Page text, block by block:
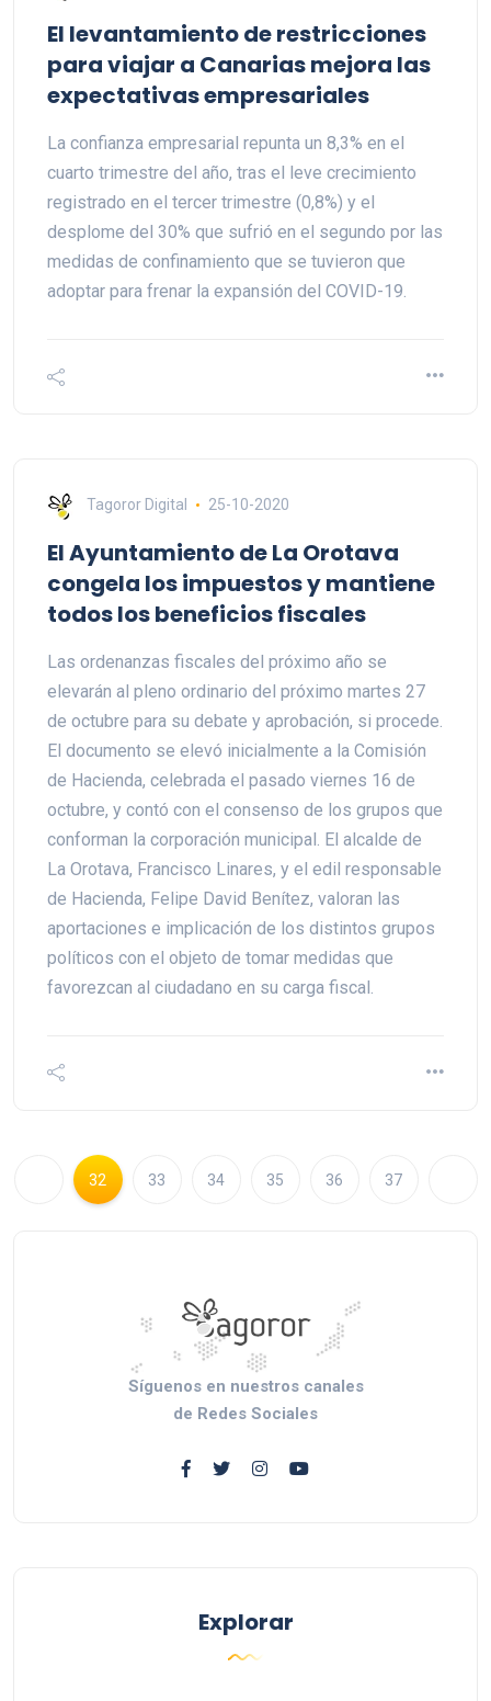
El levantamiento de restricciones
para viajar a Canarias mejora las
expectativas empresariales
La confianza empresarial repunta un 8,3% en el
cuarto trimestre del año, tras el leve crecimiento
registrado en el tercer trimestre (0,8%) y el
desplome del 30% que sufrió en el segundo por las
medidas de confinamiento que se tuvieron que
adoptar para frenar la expansión del COVID-19.
Tagoror Digital 25-10-2020
El Ayuntamiento de La Orotava
congela los impuestos y mantiene
todos los beneficios fiscales
Las ordenanzas fiscales del próximo año se
elevarán al pleno ordinario del próximo martes 27
de octubre para su debate y aprobación, si procede.
El documento se elevó inicialmente a la Comisión
de Hacienda, celebrada el pasado viernes 16 de
octubre, y contó con el consenso de los grupos que
conforman la corporación municipal. El alcalde de
La Orotava, Francisco Linares, y el edil responsable
de Hacienda, Felipe David Benítez, valoran las
aportaciones e implicación de los distintos grupos
políticos con el objeto de tomar medidas que
favorezcan al ciudadano en su carga fiscal.
32 33 34 35 36 37
Síguenos en nuestros canales
de Redes Sociales
Explorar